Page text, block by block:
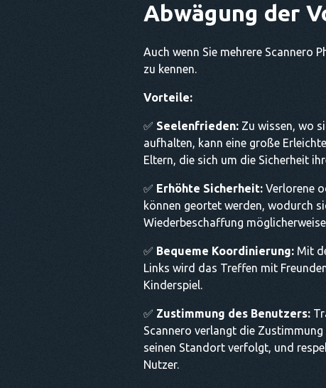
Abwägung der
Auch wenn Sie mehrere Scannero
zu kennen.
Vorteile:
✅ Seelenfrieden: Zu wissen, wo
aufhalten, kann eine große
Eltern, die sich um die Sicherheit
✅ Erhöhte Sicherheit: Verlorene
können geortet werden, wodurch
Wiederbeschaffung
✅ Bequeme Koordinierung: Mit
Links wird das Treffen mit
Kinderspiel.
✅ Zustimmung des Benutzers:
Scannero verlangt die
seinen Standort verfolgt, und
Nutzer.